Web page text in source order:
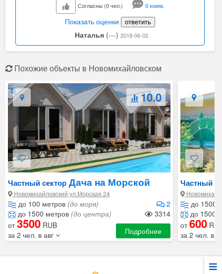
Согласны (0 чел.) 0 комм.
Показать оценки ответить
Наталья (---) 2018-06-02
Похожие объекты в Новомихайловском
10.0
Частный сектор Дача на Морской
Новомихайловский ул.Морская 24
до 100 метров (до моря)
2
до 1500 метров (до центра)
3314
от3500 RUB
за 2 чел. в авг
Подробнее
Частный
до 1500
до 1500
от600
за 2 чел. в